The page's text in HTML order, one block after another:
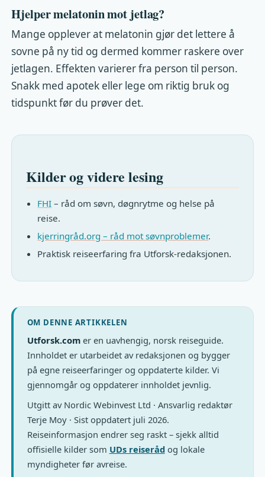
Hjelper melatonin mot jetlag?
Mange opplever at melatonin gjør det lettere å
sovne på ny tid og dermed kommer raskere over
jetlagen. Effekten varierer fra person til person.
Snakk med apotek eller lege om riktig bruk og
tidspunkt før du prøver det.
Kilder og videre lesing
FHI – råd om søvn, døgnrytme og helse på
reise.
kjerringråd.org – råd mot søvnproblemer.
Praktisk reiseerfaring fra Utforsk-redaksjonen.
OM DENNE ARTIKKELEN
Utforsk.comer en uavhengig, norsk reiseguide.
Innholdet er utarbeidet av redaksjonen og bygger
på egne reiseerfaringer og oppdaterte kilder. Vi
gjennomgår og oppdaterer innholdet jevnlig.
Utgitt av Nordic Webinvest Ltd · Ansvarlig redaktør
Terje Moy · Sist oppdatert juli 2026.
Reiseinformasjon endrer seg raskt – sjekk alltid
offisielle kilder som UDs reiserådog lokale
myndigheter før avreise.